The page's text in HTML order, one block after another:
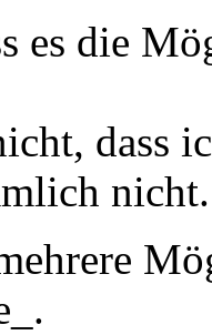
es die
dass
nicht.